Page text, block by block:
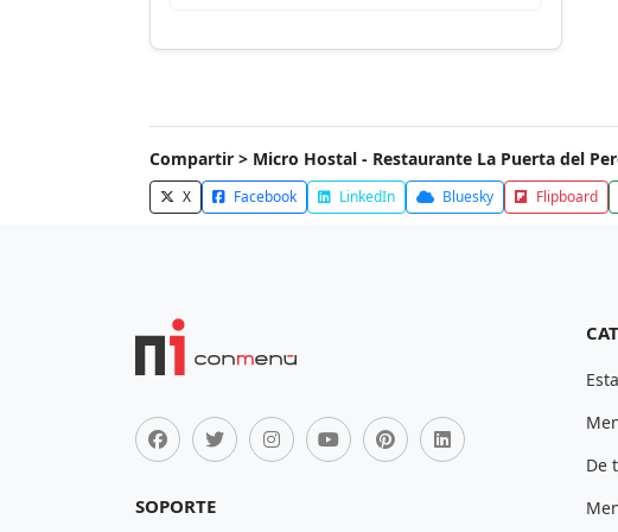
Compartir > Micro Hostal - Restaurante La Puerta del
X Facebook LinkedIn Bluesky Flipboard
SOPORTE
De